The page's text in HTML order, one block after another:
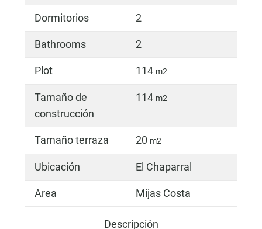
Dormitorios 2
Bathrooms 2
Plot 114 m2
Tamaño de
construcción
114 m2
Tamaño terraza 20 m2
Ubicación El Chaparral
Area Mijas Costa
Descripción